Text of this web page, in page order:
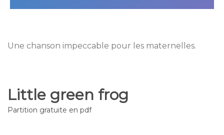
Une chanson impeccable pour les maternelles.
Little green frog
Partition gratuite en pdf